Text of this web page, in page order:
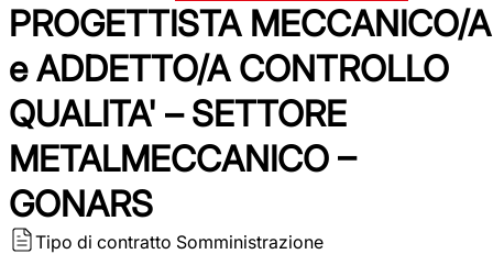
PROGETTISTA MECCANICO/A
e ADDETTO/A CONTROLLO
QUALITA' – SETTORE
METALMECCANICO –
GONARS
Tipo di contratto Somministrazione